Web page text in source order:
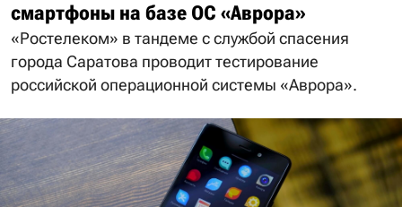
смартфоны на базе ОС «Аврора»
«Ростелеком» в тандеме с службой спасения
города Саратова проводит тестирование
российской операционной системы «Аврора».